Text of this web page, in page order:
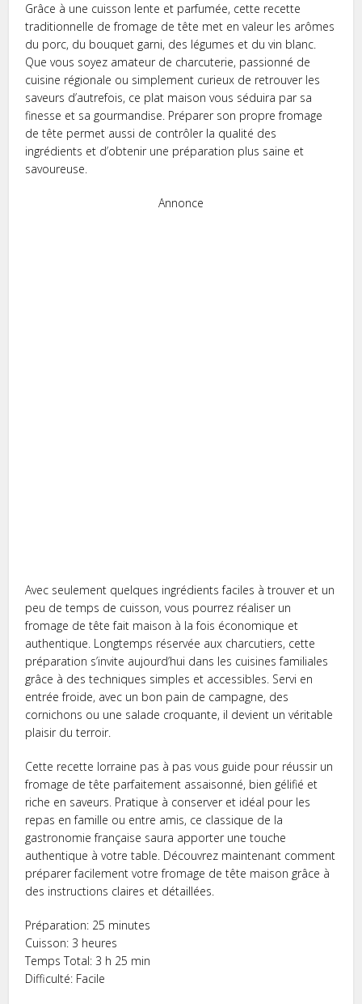
Grâce à une cuisson lente et parfumée, cette recette
traditionnelle de fromage de tête met en valeur les arômes
du porc, du bouquet garni, des légumes et du vin blanc.
Que vous soyez amateur de charcuterie, passionné de
cuisine régionale ou simplement curieux de retrouver les
saveurs d’autrefois, ce plat maison vous séduira par sa
finesse et sa gourmandise. Préparer son propre fromage
de tête permet aussi de contrôler la qualité des
ingrédients et d’obtenir une préparation plus saine et
savoureuse.
Annonce
Avec seulement quelques ingrédients faciles à trouver et un
peu de temps de cuisson, vous pourrez réaliser un
fromage de tête fait maison à la fois économique et
authentique. Longtemps réservée aux charcutiers, cette
préparation s’invite aujourd’hui dans les cuisines familiales
grâce à des techniques simples et accessibles. Servi en
entrée froide, avec un bon pain de campagne, des
cornichons ou une salade croquante, il devient un véritable
plaisir du terroir.
Cette recette lorraine pas à pas vous guide pour réussir un
fromage de tête parfaitement assaisonné, bien gélifié et
riche en saveurs. Pratique à conserver et idéal pour les
repas en famille ou entre amis, ce classique de la
gastronomie française saura apporter une touche
authentique à votre table. Découvrez maintenant comment
préparer facilement votre fromage de tête maison grâce à
des instructions claires et détaillées.
Préparation: 25 minutes
Cuisson: 3 heures
Temps Total: 3 h 25 min
Difficulté: Facile